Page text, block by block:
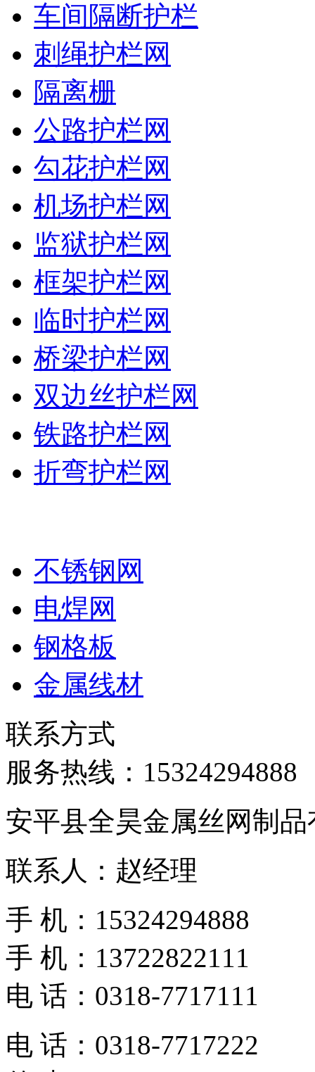
车间隔断护栏
刺绳护栏网
隔离栅
公路护栏网
勾花护栏网
机场护栏网
监狱护栏网
框架护栏网
临时护栏网
桥梁护栏网
双边丝护栏网
铁路护栏网
折弯护栏网
不锈钢网
电焊网
钢格板
金属线材
联系方式
服务热线： 15324294888
安平县全昊金属丝网制
联系人：赵经理
手 机：15324294888
手 机：13722822111
电 话：0318-7717111
电 话：0318-7717222